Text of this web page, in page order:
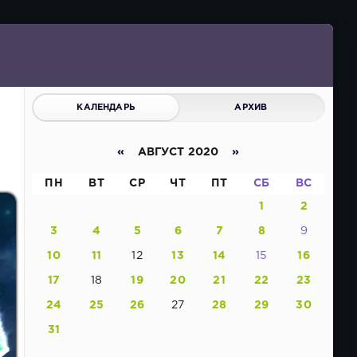
КАЛЕНДАРЬ АРХИВ
«АВГУСТ 2020 »
ПН ВТ СР ЧТ ПТ СБ ВС
1 2
3 4 5 6 7 8 9
10 11 12 13 14 15 16
17 18 19 20 21 22 23
24 25 26 27 28 29 30
31